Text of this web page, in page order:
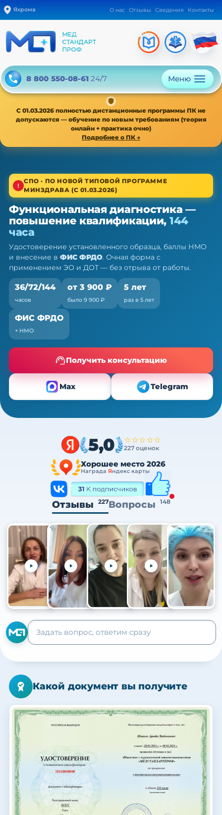
Яхрома О нас Отзывы Сведения Контакты
8 800 550-08-61 24/7 Меню
С 01.03.2026 полностью дистанционные программы ПК не
допускаются — обучение по новым требованиям (теория
онлайн + практика очно)
Подробнее о ПК →
Среднее звено · новая типовая программа
Функциональная диагностика —
ПК, 36/72/144 ч
работы
СПО · ПО НОВОЙ ТИПОВОЙ ПРОГРАММЕ
МИНЗДРАВА (С 01.03.2026)
Функциональная диагностика —
повышение квалификации, 144
часа
Удостоверение установленного образца, баллы НМО
и внесение в ФИС ФРДО. Очная форма с
применением ЭО и ДОТ — без отрыва от работы.
36/72/144
часов
от 3 900 ₽
было 9 900 ₽
5 лет
раз в 5 лет
ФИС ФРДО
+ НМО
Получить консультацию
Max Telegram
5,0 227 оценок
Хорошее место 2026
Награда Яндекс карты
Отзывы 227Вопросы 148
+105
Какой документ вы получите